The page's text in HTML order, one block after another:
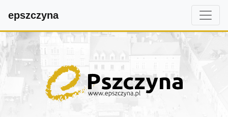
epszczyna